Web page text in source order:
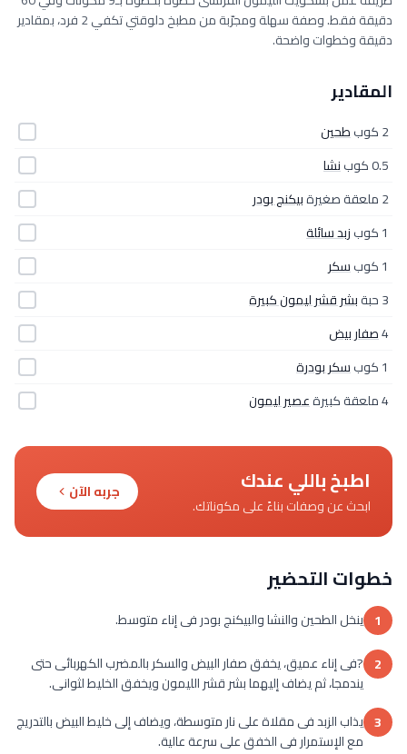
دقيقة فقط. وصفة سهلة ومجرّبة من مطبخ دلوقتي تكفي 2 فرد، بمقادير
دقيقة وخطوات واضحة.
المقادير
2 كوب
طحين
0.5 كوب
نشا
2 ملعقة صغيرة
بيكنج بودر
1 كوب
زبد سائلة
1 كوب
سكر
3 حبة
بشر قشر ليمون كبيرة
4صفار بيض
1 كوب
سكر بودرة
4 ملعقة كبيرة
عصير ليمون
اطبخ باللي عندك
ابحث عن وصفات بناءً على مكوناتك.
جربه الآن
خطوات التحضير
1 ينخل الطحين والنشا والبيكنج بودر فى إناء متوسط.
2 ?فى إناء عميق، يخفق صفار البيض والسكر بالمضرب الكهربائى حتى
يندمجا، ثم يضاف إليهما بشر قشر الليمون ويخفق الخليط لثوانى.
3 يذاب الزبد فى مقلاة على نار متوسطة، ويضاف إلى خليط البيض بالتدريج
مع الإستمرار فى الخفق على سرعة عالية.